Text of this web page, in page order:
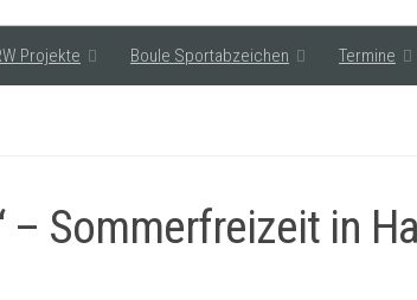
Projekte Boule Sportabzeichen Termine
– Sommerfreizeit in